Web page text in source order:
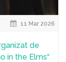
11 Mar 2026
de
in the Elms“